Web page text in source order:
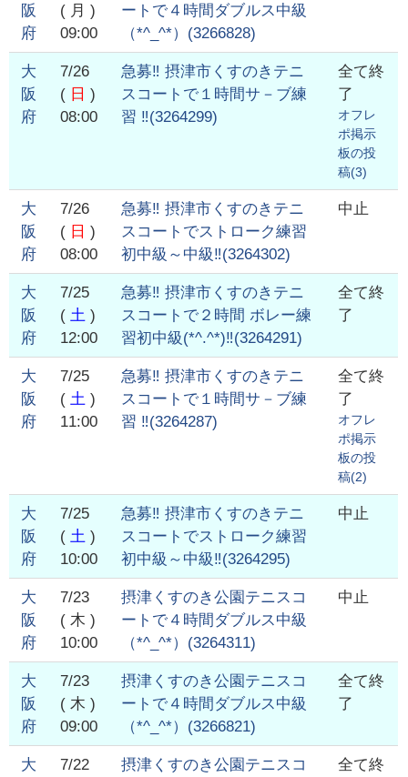
阪
府
( 月 )
09:00
ートで４時間ダブルス中級
（*^_^*） (3266828)
大
阪
府
7/26
( 日 )
08:00
急募‼️ 摂津市くすのきテニ
スコートで１時間サ－ブ練
習 ‼️(3264299)
全て終
了
オフレ
ポ掲示
板の投
稿(3)
大
阪
府
7/26
( 日 )
08:00
急募‼️ 摂津市くすのきテニ
スコートでストローク練習
初中級～中級‼️(3264302)
中止
大
阪
府
7/25
( 土 )
12:00
急募‼️ 摂津市くすのきテニ
スコートで２時間 ボレー練
習初中級(*^.^*)‼️(3264291)
全て終
了
大
阪
府
7/25
( 土 )
11:00
急募‼️ 摂津市くすのきテニ
スコートで１時間サ－ブ練
習 ‼️(3264287)
全て終
了
オフレ
ポ掲示
板の投
稿(2)
大
阪
府
7/25
( 土 )
10:00
急募‼️ 摂津市くすのきテニ
スコートでストローク練習
初中級～中級‼️(3264295)
中止
大
阪
府
7/23
( 木 )
10:00
摂津くすのき公園テニスコ
ートで４時間ダブルス中級
（*^_^*） (3264311)
中止
大
阪
府
7/23
( 木 )
09:00
摂津くすのき公園テニスコ
ートで４時間ダブルス中級
（*^_^*） (3266821)
全て終
了
大
7/22
摂津くすのき公園テニスコ
全て終